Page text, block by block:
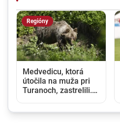
Regióny
Medvedicu, ktorá
útočila na muža pri
Turanoch, zastrelili.